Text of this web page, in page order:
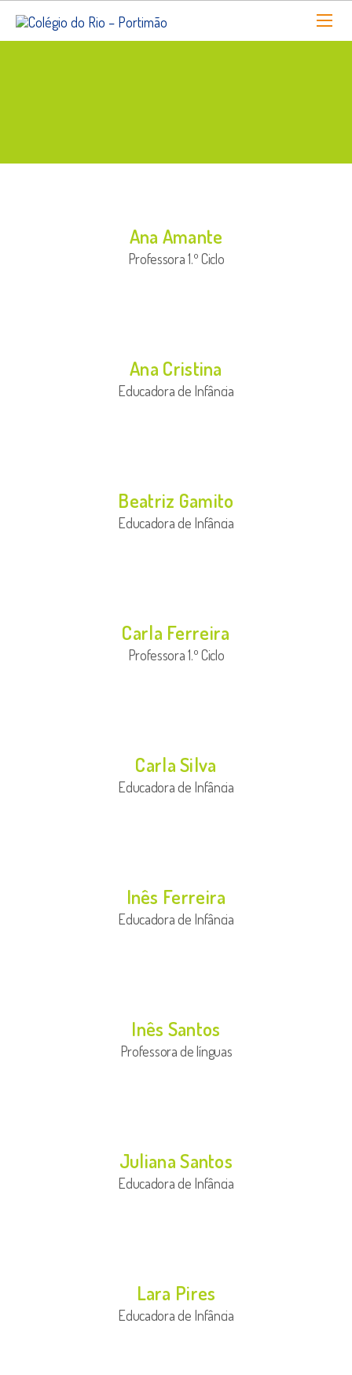
Ana Amante
Professora 1.º Ciclo
Ana Cristina
Educadora de Infância
Beatriz Gamito
Educadora de Infância
Carla Ferreira
Professora 1.º Ciclo
Carla Silva
Educadora de Infância
Inês Ferreira
Educadora de Infância
Inês Santos
Professora de línguas
Juliana Santos
Educadora de Infância
Lara Pires
Educadora de Infância